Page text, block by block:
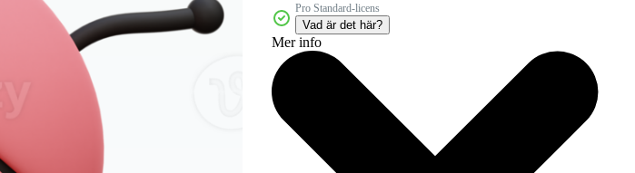
Pro Standard-licens
Vad är det här?
Mer info